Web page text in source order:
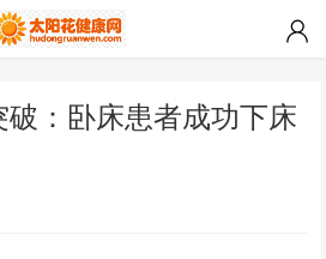
：卧床患者成功下床